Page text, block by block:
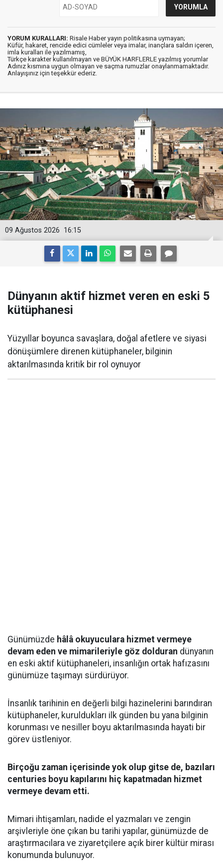
YORUM KURALLARI: Risale Haber yayın politikasına uymayan;
Küfür, hakaret, rencide edici cümleler veya imalar, inançlara saldırı içeren,
imla kuralları ile yazılmamış,
Türkçe karakter kullanılmayan ve BÜYÜK HARFLERLE yazılmış yorumlar
Adınız kısmına uygun olmayan ve saçma rumuzlar onaylanmamaktadır.
Anlayışınız için teşekkür ederiz.
16:15
09 Ağustos 2026
Dünyanın aktif hizmet veren en eski 5
kütüphanesi
Yüzyıllar boyunca savaşlara, doğal afetlere ve siyasi
dönüşümlere direnen kütüphaneler, bilginin
aktarılmasında kritik bir rol oynuyor
Günümüzde hâlâ okuyuculara hizmet vermeye
devam eden ve mimarileriyle göz dolduran dünyanın
en eski aktif kütüphaneleri, insanlığın ortak hafızasını
günümüze taşımayı sürdürüyor.
İnsanlık tarihinin en değerli bilgi hazinelerini barındıran
kütüphaneler, kuruldukları ilk günden bu yana bilginin
korunması ve nesiller boyu aktarılmasında hayati bir
görev üstleniyor.
Birçoğu zaman içerisinde yok olup gitse de, bazıları
centuries boyu kapılarını hiç kapatmadan hizmet
vermeye devam etti.
Mimari ihtişamları, nadide el yazmaları ve zengin
arşivleriyle öne çıkan bu tarihi yapılar, günümüzde de
araştırmacılara ve ziyaretçilere açık birer kültür mirası
konumunda bulunuyor.